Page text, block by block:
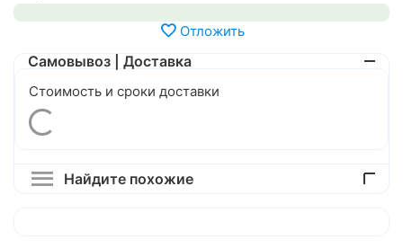
Отложить
Самовывоз | Доставка
Стоимость и сроки доставки
Найдите похожие